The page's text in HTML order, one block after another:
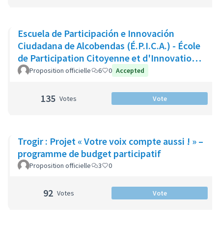
Escuela de Participación e Innovación
Ciudadana de Alcobendas (É.P.I.C.A.) - École
de Participation Citoyenne et d'Innovation
d'Alcobendas
Proposition officielle 6 0 Accepted
135 Votes Vote
Trogir : Projet « Votre voix compte aussi ! » –
programme de budget participatif
Proposition officielle 3 0
92 Votes Vote